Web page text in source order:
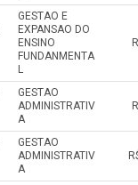
GESTAO E
EXPANSAO DO
ENSINO
FUNDANMENTA
L
GESTAO
ADMINISTRATIV
A
GESTAO
ADMINISTRATIV
A